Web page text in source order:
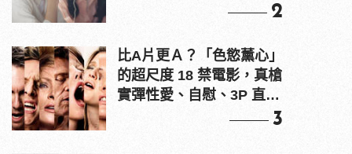
2
比A片更Ａ？「色慾薰心」
的超尺度 18 禁電影，真槍
實彈性愛、自慰、3P 直接
3